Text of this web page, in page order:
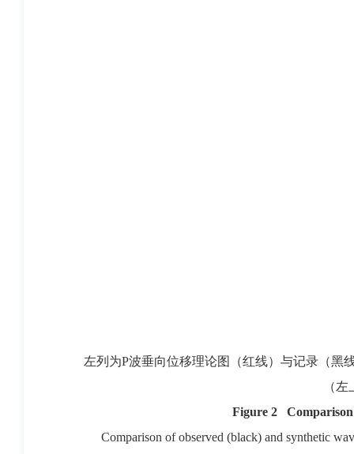
左列为P波垂向位移理论图（红线）与记录（黑
（
Figure 2 Comparison
Comparison of observed (black) and synthetic